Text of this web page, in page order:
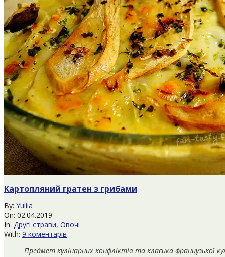
Картопляний гратен з грибами
2019-
04-
02
By: Yuliia
On: 02.04.2019
In: Другі страви, Овочі
With: 9 коментарів
Предмет кулінарних конфліктів та класика французької